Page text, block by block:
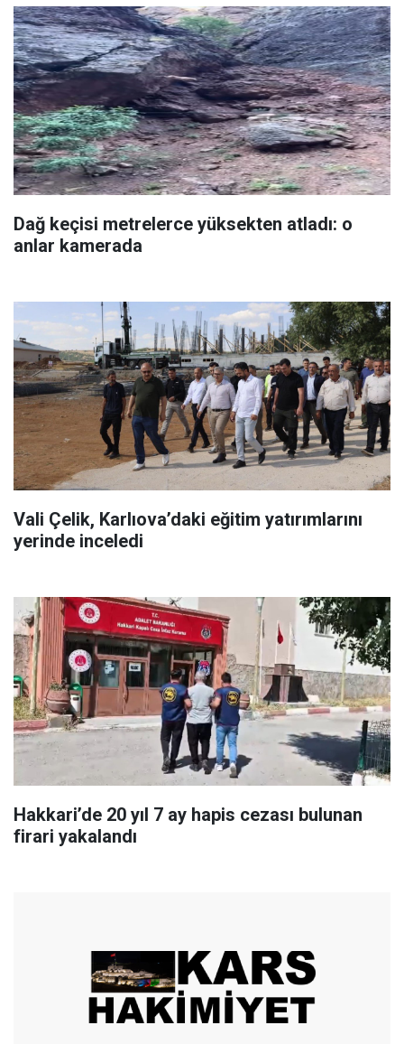
Dağ keçisi metrelerce yüksekten atladı: o
anlar kamerada
Vali Çelik, Karlıova’daki eğitim yatırımlarını
yerinde inceledi
Hakkari’de 20 yıl 7 ay hapis cezası bulunan
firari yakalandı